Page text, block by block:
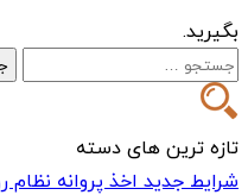
بگیرید.
جستجو
برای:
تازه ترین های دسته